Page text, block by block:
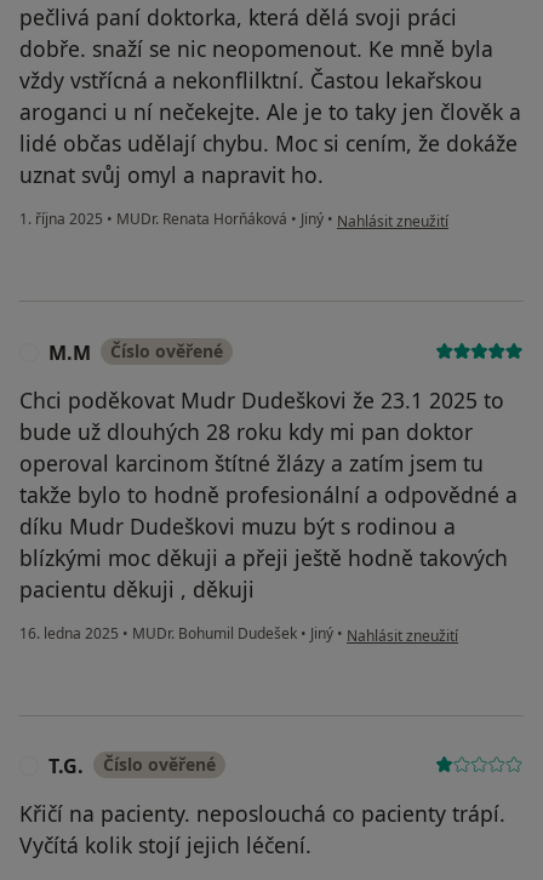
pečlivá paní doktorka, která dělá svoji práci
dobře. snaží se nic neopomenout. Ke mně byla
vždy vstřícná a nekonflilktní. Častou lekařskou
aroganci u ní nečekejte. Ale je to taky jen člověk a
lidé občas udělají chybu. Moc si cením, že dokáže
uznat svůj omyl a napravit ho.
1. října 2025 • MUDr. Renata Horňáková • Jiný • podle názoru uživatele Lukáš
Nahlásit zneužití
M.M Číslo ověřené
Chci poděkovat Mudr Dudeškovi že 23.1 2025 to
bude už dlouhých 28 roku kdy mi pan doktor
operoval karcinom štítné žlázy a zatím jsem tu
takže bylo to hodně profesionální a odpovědné a
díku Mudr Dudeškovi muzu být s rodinou a
blízkými moc děkuji a přeji ještě hodně takových
pacientu děkuji , děkuji
16. ledna 2025 • MUDr. Bohumil Dudešek • Jiný • podle názoru uživatele M.M
Nahlásit zneužití
T.G. Číslo ověřené
Křičí na pacienty. neposlouchá co pacienty trápí.
Vyčítá kolik stojí jejich léčení.